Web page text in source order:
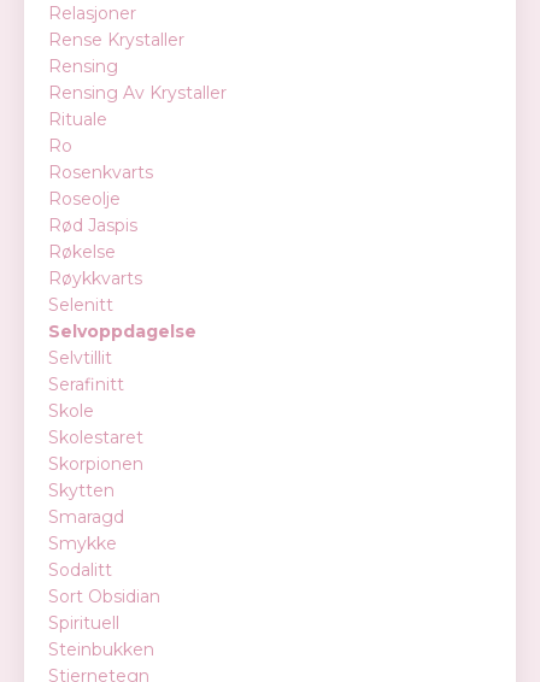
Relasjoner
Rense Krystaller
Rensing
Rensing Av Krystaller
Rituale
Ro
Rosenkvarts
Roseolje
Rød Jaspis
Røkelse
Røykkvarts
Selenitt
Selvoppdagelse
Selvtillit
Serafinitt
Skole
Skolestaret
Skorpionen
Skytten
Smaragd
Smykke
Sodalitt
Sort Obsidian
Spirituell
Steinbukken
Stjernetegn